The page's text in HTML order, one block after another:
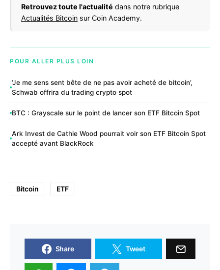
Retrouvez toute l'actualité dans notre rubrique
Actualités Bitcoin sur Coin Academy.
POUR ALLER PLUS LOIN
‘Je me sens sent bête de ne pas avoir acheté de bitcoin’,
Schwab offrira du trading crypto spot
BTC : Grayscale sur le point de lancer son ETF Bitcoin Spot
Ark Invest de Cathie Wood pourrait voir son ETF Bitcoin Spot
accepté avant BlackRock
Bitcoin ETF
Share Tweet